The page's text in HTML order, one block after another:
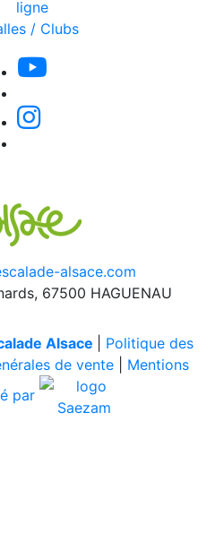
ligne
/ Clubs
alsace.com
67500 HAGUENAU
Alsace
Politique des
de vente| Mentions
par